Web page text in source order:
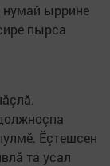
нумай ыррине
пырса
Ӗçтешсен
та усал